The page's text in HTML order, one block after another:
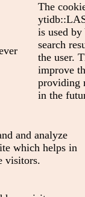
The
is used by
search
the user.
improve
providing
in the
and analyze
which helps in
visitors.